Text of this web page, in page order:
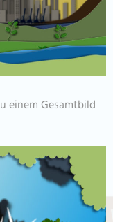
einem Gesamtbild